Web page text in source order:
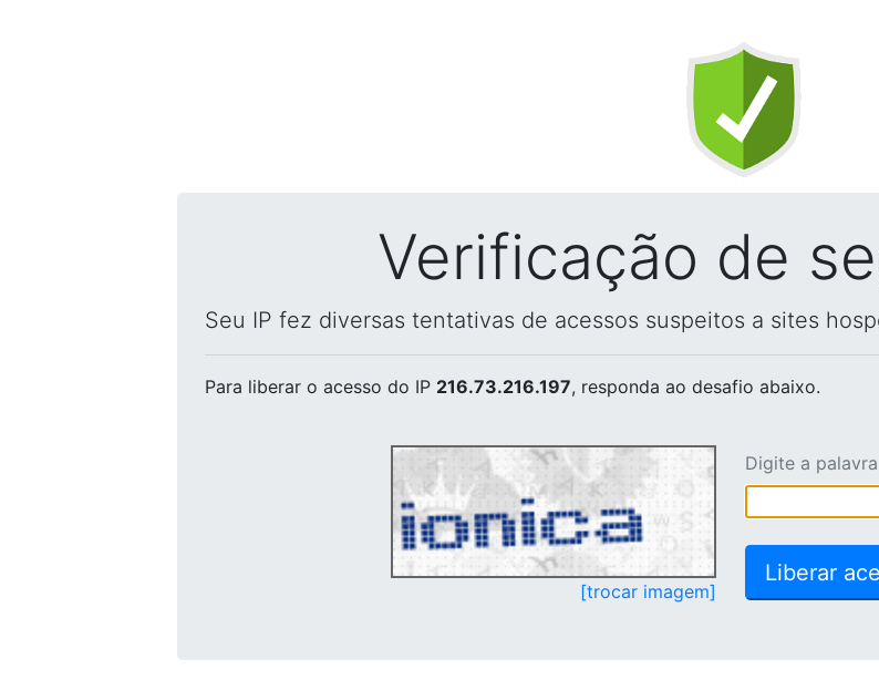
Verificação de
Seu IP fez diversas tentativas de acessos suspeitos a sites
Para liberar o acesso do IP 216.73.216.197, responda ao desafio abaixo.
[trocar imagem]
Digite a